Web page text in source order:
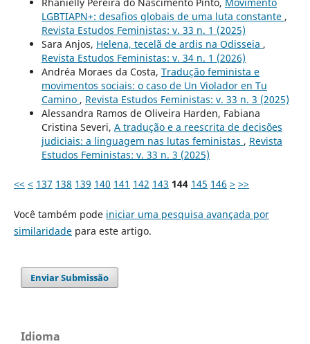
LGBTIAPN+: desafios globais de uma luta constante ,
Revista Estudos Feministas: v. 33 n. 1 (2025)
Sara Anjos, Helena, tecelã de ardis na Odisseia ,
Revista Estudos Feministas: v. 34 n. 1 (2026)
Andréa Moraes da Costa, Tradução feminista e
movimentos sociais: o caso de Un Violador en Tu
Camino , Revista Estudos Feministas: v. 33 n. 3 (2025)
Alessandra Ramos de Oliveira Harden, Fabiana
Cristina Severi, A tradução e a reescrita de decisões
judiciais: a linguagem nas lutas feministas , Revista
Estudos Feministas: v. 33 n. 3 (2025)
<< < 137 138 139 140 141 142 143 144 145 146 > >>
Você também pode iniciar uma pesquisa avançada por
similaridadepara este artigo.
Enviar Submissão
Idioma